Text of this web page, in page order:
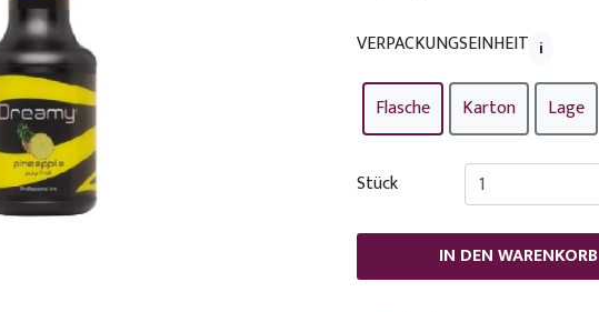
VERPACKUNGSEINHEIT i
Flasche Karton Lage
Stück
IN DEN WARENKORB